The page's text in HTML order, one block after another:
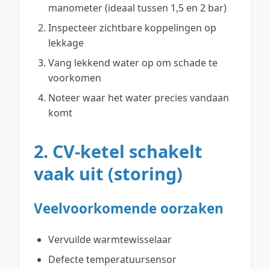
manometer (ideaal tussen 1,5 en 2 bar)
Inspecteer zichtbare koppelingen op
lekkage
Vang lekkend water op om schade te
voorkomen
Noteer waar het water precies vandaan
komt
2. CV-ketel schakelt
vaak uit (storing)
Veelvoorkomende oorzaken
Vervuilde warmtewisselaar
Defecte temperatuursensor